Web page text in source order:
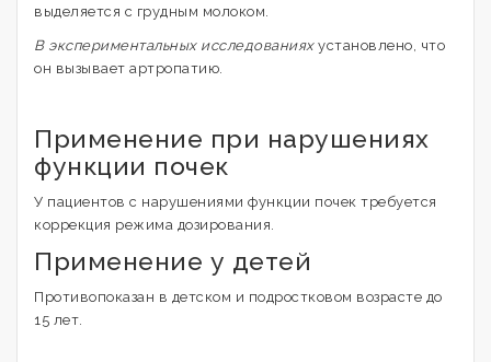
выделяется с грудным молоком.
В экспериментальных исследованияхустановлено, что
он вызывает артропатию.
Применение при нарушениях
функции почек
У пациентов с нарушениями функции почек требуется
коррекция режима дозирования.
Применение у детей
Противопоказан в детском и подростковом возрасте до
15 лет.